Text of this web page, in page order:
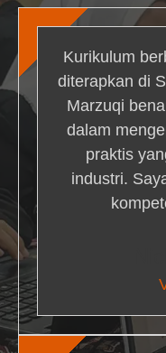
Kurikulum
diterapkan di
Marzuqi
dalam
praktis
industri.